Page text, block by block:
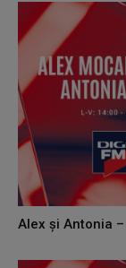
Alex și Antonia